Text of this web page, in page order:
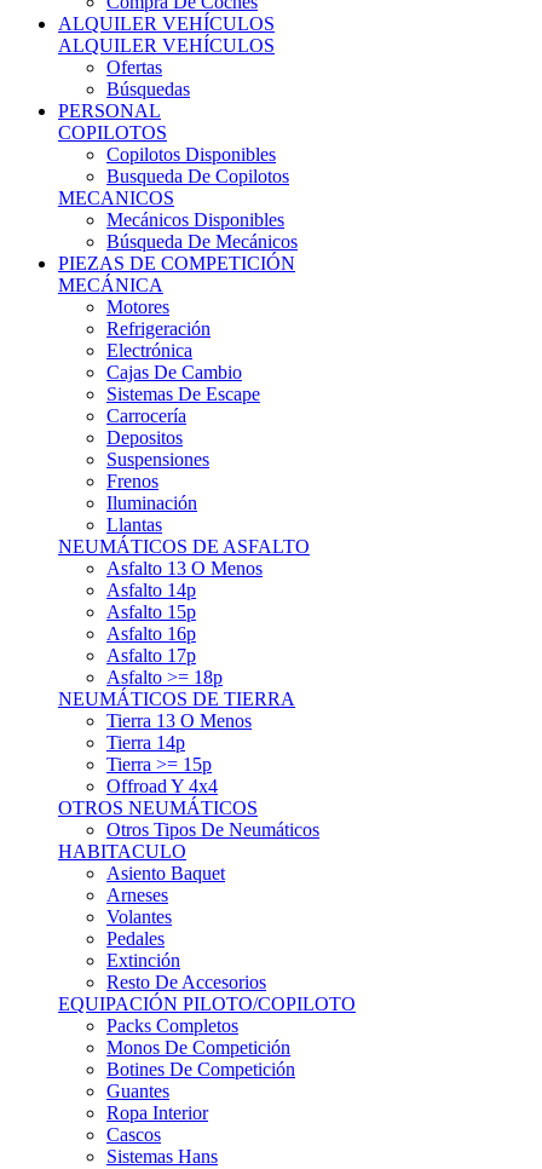
ALQUILER VEHÍCULOS
Ofertas
Búsquedas
PERSONAL
COPILOTOS
Copilotos Disponibles
Busqueda De Copilotos
MECANICOS
Mecánicos Disponibles
Búsqueda De Mecánicos
PIEZAS DE COMPETICIÓN
MECÁNICA
Motores
Refrigeración
Electrónica
Cajas De Cambio
Sistemas De Escape
Carrocería
Depositos
Suspensiones
Frenos
Iluminación
Llantas
NEUMÁTICOS DE ASFALTO
Asfalto 13 O Menos
Asfalto 14p
Asfalto 15p
Asfalto 16p
Asfalto 17p
Asfalto >= 18p
NEUMÁTICOS DE TIERRA
Tierra 13 O Menos
Tierra 14p
Tierra >= 15p
Offroad Y 4x4
OTROS NEUMÁTICOS
Otros Tipos De Neumáticos
HABITACULO
Asiento Baquet
Arneses
Volantes
Pedales
Extinción
Resto De Accesorios
EQUIPACIÓN PILOTO/COPILOTO
Packs Completos
Monos De Competición
Botines De Competición
Guantes
Ropa Interior
Cascos
Sistemas Hans
Bolsas Y Mochilas